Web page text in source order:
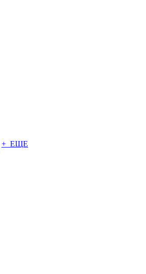
+ ЕЩЕ